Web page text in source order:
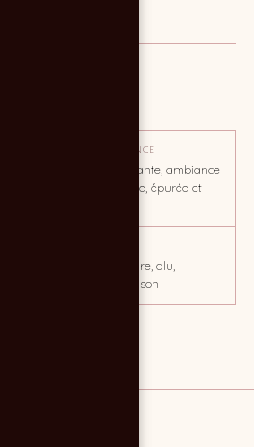
TON / AMBIANCE
Sobre et élégante, ambiance
professionnelle, épurée et
BTP, architecure, alu,
gouttière, maison